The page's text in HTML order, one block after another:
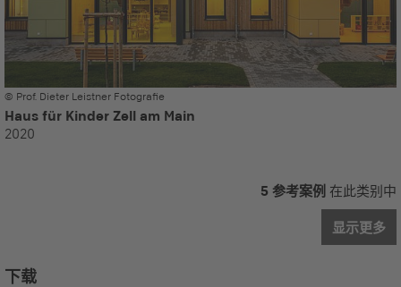
© Prof. Dieter Leistner Fotografie
Haus für Kinder Zell am Main
2020
5 参考案例 在此类别中
显示更多
下载